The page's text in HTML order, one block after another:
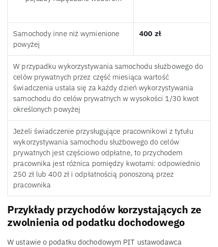
Samochody inne niż wymienione
powyżej
400 zł
W przypadku wykorzystywania samochodu służbowego do
celów prywatnych przez część miesiąca wartość
świadczenia ustala się za każdy dzień wykorzystywania
samochodu do celów prywatnych w wysokości 1/30 kwot
określonych powyżej
Jeżeli świadczenie przysługujące pracownikowi z tytułu
wykorzystywania samochodu służbowego do celów
prywatnych jest częściowo odpłatne, to przychodem
pracownika jest różnica pomiędzy kwotami: odpowiednio
250 zł lub 400 zł i odpłatnością ponoszoną przez
pracownika
Przykłady przychodów korzystających ze
zwolnienia od podatku dochodowego
W ustawie o podatku dochodowym PIT ustawodawca